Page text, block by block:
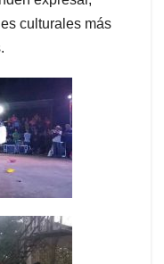
culturales más